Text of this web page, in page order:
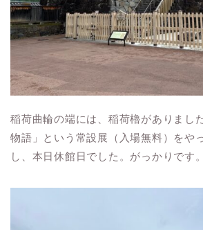
稲荷曲輪の端には、稲荷櫓がありまし
物語」という常設展（入場無料）をや
し、本日休館日でした。がっかりです。